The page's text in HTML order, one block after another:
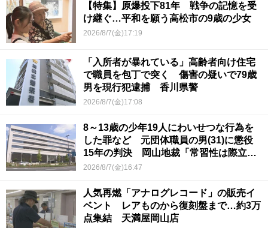
【特集】原爆投下81年 戦争の記憶を受
け継ぐ…平和を願う高松市の9歳の少女
2026/8/7(金)17:19
「入所者が暴れている」高齢者向け住宅
で職員を包丁で突く 傷害の疑いで79歳
男を現行犯逮捕 香川県警
2026/8/7(金)17:08
8～13歳の少年19人にわいせつな行為を
した罪など 元団体職員の男(31)に懲役
15年の判決 岡山地裁「常習性は際立っ
ていて被害結果も非常に重い」
2026/8/7(金)16:47
人気再燃「アナログレコード」の販売イ
ベント レアものから復刻盤まで…約3万
点集結 天満屋岡山店